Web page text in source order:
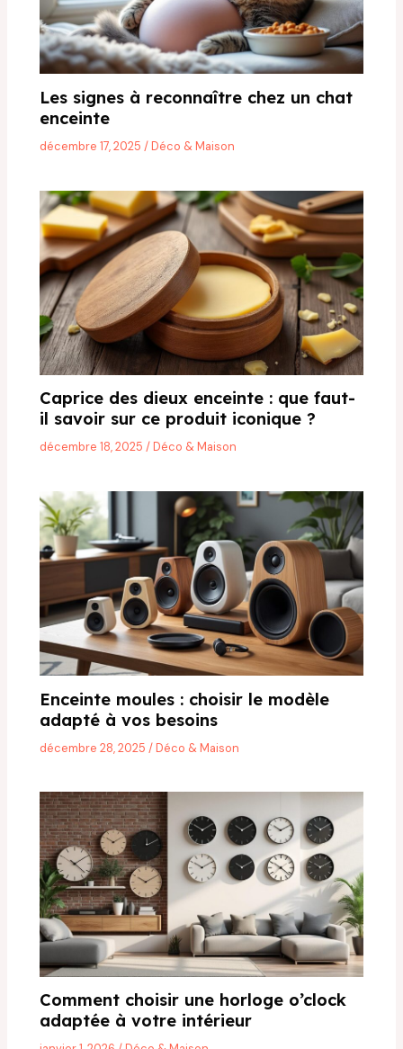
Les signes à reconnaître chez un chat
enceinte
décembre 17, 2025/Déco & Maison
Caprice des dieux enceinte : que faut-
il savoir sur ce produit iconique ?
décembre 18, 2025/Déco & Maison
Enceinte moules : choisir le modèle
adapté à vos besoins
décembre 28, 2025/Déco & Maison
Comment choisir une horloge o’clock
adaptée à votre intérieur